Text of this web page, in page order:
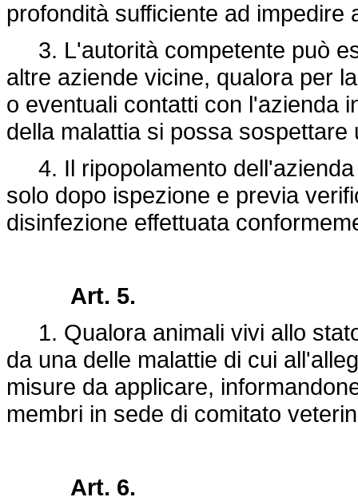
profondità sufficiente ad impedire
3. L'autorità competente può
altre aziende vicine, qualora per
o eventuali contatti con l'azienda
della malattia si possa
4. Il ripopolamento dell'azienda
solo dopo ispezione e previa
disinfezione effettuata
Art. 5.
1. Qualora animali vivi allo
da una delle malattie di cui
misure da applicare,
membri in sede di comitato
Art. 6.